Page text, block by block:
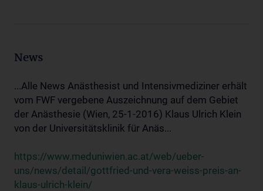
News
...Alle News Anästhesist und Intensivmediziner erhält
vom FWF vergebene Auszeichnung auf dem Gebiet
der Anästhesie (Wien, 25-1-2016) Klaus Ulrich Klein
von der Universitätsklinik für Anäs...
https://www.meduniwien.ac.at/web/ueber-
uns/news/detail/gottfried-und-vera-weiss-preis-an-
klaus-ulrich-klein/